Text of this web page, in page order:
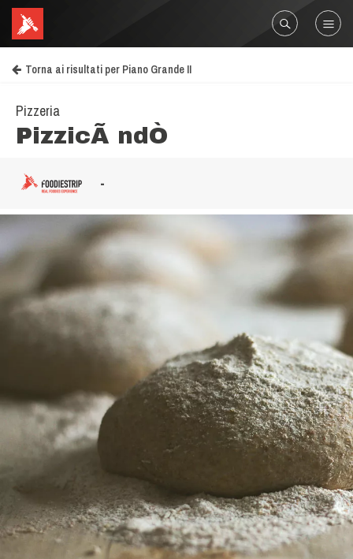
Torna ai risultati per Piano Grande II
Pizzeria
PizzicÃ ndÒ
-